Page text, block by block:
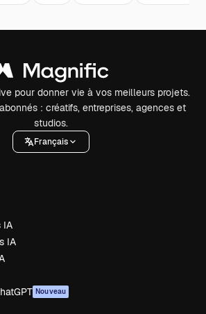
pour donner vie à vos meilleurs projets.
: créatifs, entreprises, agences et
studios.
Français
IA
IA
Nouveau